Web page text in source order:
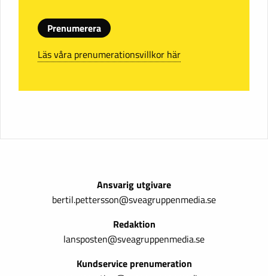
Prenumerera
Läs våra prenumerationsvillkor här
Ansvarig utgivare
bertil.pettersson@sveagruppenmedia.se
Redaktion
lansposten@sveagruppenmedia.se
Kundservice prenumeration